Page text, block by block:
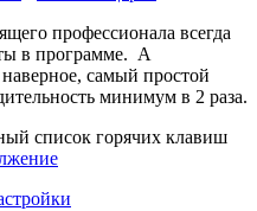
профессионала всегда
в программе. А
самый простой
минимум в 2 раза.
список горячих клавиш